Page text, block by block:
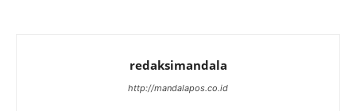
redaksimandala
http://mandalapos.co.id